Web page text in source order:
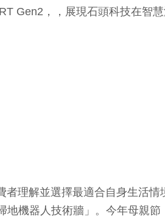
Gen2，，展現石頭科技在智
理解並選擇最適合自身生活情
機器人技術牆」。今年母親節